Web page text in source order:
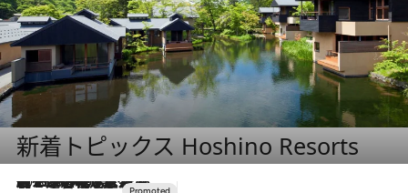
新着トピックス Hoshino Resorts
2026.8.7
【トンボの足水浴】ヒノキの香りに包まれて涼感マックス！約13℃の湧水かけ流しを避暑地「星野温泉 トンボの湯」で体験